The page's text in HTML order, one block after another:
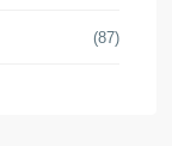
(87)